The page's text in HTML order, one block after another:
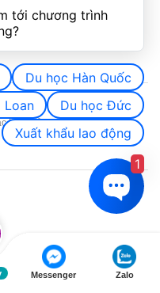
Tuy Hòa, Tỉnh Đắk Lắk.
Liêu, Tỉnh Cà Mau
Messenger Zalo
tới chương trình
Du học Hàn Quốc
Loan
Du học Đức
Xuất khẩu lao động
1